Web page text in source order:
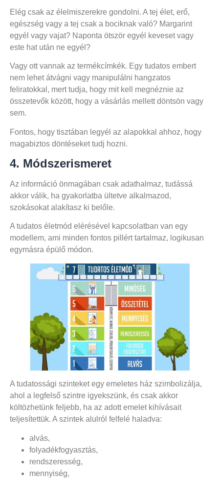
Elég csak az élelmiszerekre gondolni. A tej élet, erő,
egészség vagy a tej csak a bociknak való? Margarint
egyél vagy vajat? Naponta ötször egyél keveset vagy
este hat után ne egyél?
Vagy ott vannak az termékcímkék. Egy tudatos embert
nem lehet átvágni vagy manipulálni hangzatos
feliratokkal, mert tudja, hogy mit kell megnéznie az
összetevők között, hogy a vásárlás mellett döntsön vagy
sem.
Fontos, hogy tisztában legyél az alapokkal ahhoz, hogy
magabiztos döntéseket tudj hozni.
4. Módszerismeret
Az információ önmagában csak adathalmaz, tudássá
akkor válik, ha gyakorlatba ültetve alkalmazod,
szokásokat alakítasz ki belőle.
A tudatos életmód elérésével kapcsolatban van egy
modellem, ami minden fontos pillért tartalmaz, logikusan
egymásra épülő módon.
A tudatossági szinteket egy emeletes ház szimbolizálja,
ahol a legfelső szintre igyekszünk, és csak akkor
költözhetünk feljebb, ha az adott emelet kihívásait
teljesítettük. A szintek alulról felfelé haladva:
alvás,
folyadékfogyasztás,
rendszeresség,
mennyiség,